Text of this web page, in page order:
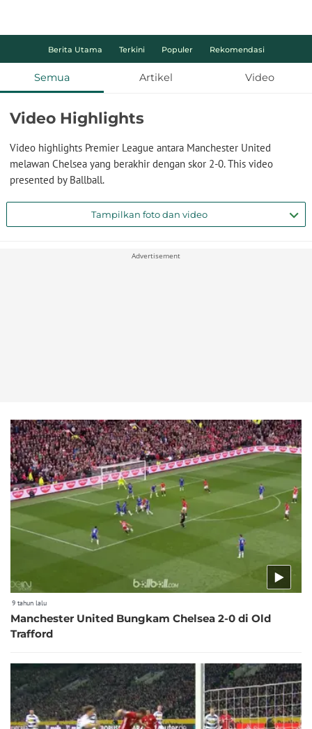
Berita Utama Terkini Populer Rekomendasi
Semua Artikel Video
Video Highlights
Video highlights Premier League antara Manchester United
melawan Chelsea yang berakhir dengan skor 2-0. This video
presented by Ballball.
Tampilkan foto dan video
Advertisement
9 tahun lalu
Manchester United Bungkam Chelsea 2-0 di Old
Trafford